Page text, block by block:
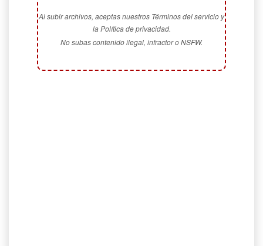
Al subir archivos, aceptas nuestros Términos del servicio y
la Política de privacidad.
No subas contenido ilegal, infractor o NSFW.